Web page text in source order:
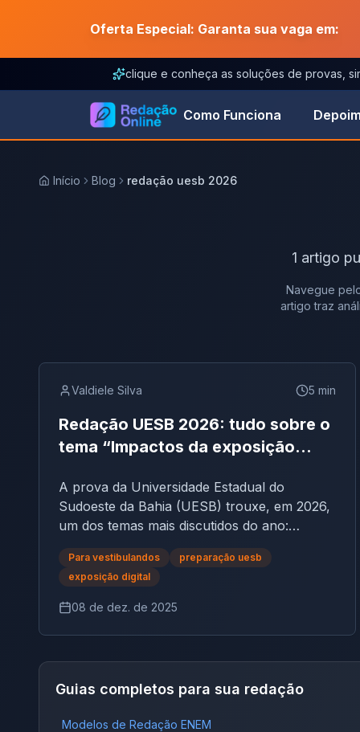
Oferta Especial: Garanta sua vaga em:
clique e conheça as soluções de provas,
Como Funciona
Início Blog redação uesb 2026
1 artigo
Navegue
artigo traz
Valdiele Silva 5 min
Redação UESB 2026: tudo sobre o
tema “Impactos da exposição
desenvolvimento de crianças e
adolescentes brasileiros”
A prova da Universidade Estadual do
Sudoeste da Bahia (UESB) trouxe, em 2026,
um dos temas mais discutidos do ano:
“Impactos da exposição digital excessiva no
desenvolvimento de crianças e adolescentes
brasileiros”.O texto deveria seguir o gênero
dissertativo-argumentativo, entre 20 e 30
informações e norma padrão. Assim como
nos anos anteriores, a UESB reforçou sua
característica de cobrar temas sociais
complexos, associados a políticas públicas e
Para vestibulandos
preparação uesb
exposição digital
08 de dez. de 2025
Guias completos para sua redação
Modelos de Redação ENEM